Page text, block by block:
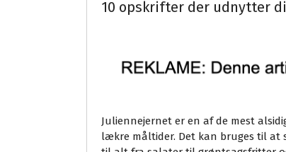
10 opskrifter der udnytter
Juliennejernet er en af de mest
lækre måltider. Det kan bruges til at